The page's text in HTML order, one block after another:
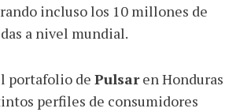
incluso los 10 millones de
a nivel mundial.
portafolio de Pulsaren Honduras
perfiles de consumidores